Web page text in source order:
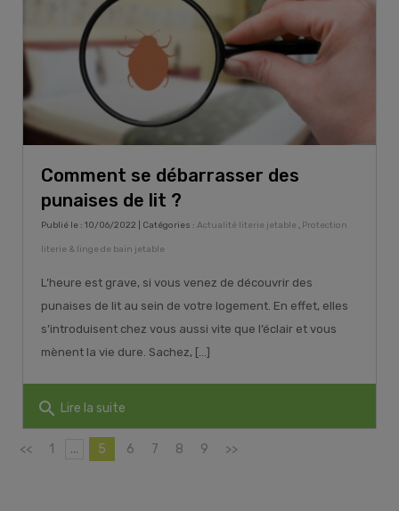
Comment se débarrasser des
punaises de lit ?
Publié le : 10/06/2022 | Catégories : Actualité literie jetable , Protection
literie & linge de bain jetable
L’heure est grave, si vous venez de découvrir des
punaises de lit au sein de votre logement. En effet, elles
s’introduisent chez vous aussi vite que l’éclair et vous
mènent la vie dure. Sachez, [...]
search Lire la suite
<< 1 ... 5 6 7 8 9 >>